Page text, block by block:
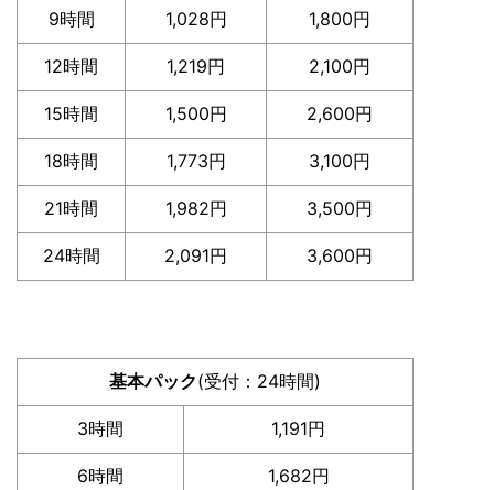
9時間 1,028円 1,800円
12時間 1,219円 2,100円
15時間 1,500円 2,600円
18時間 1,773円 3,100円
21時間 1,982円 3,500円
24時間 2,091円 3,600円
基本パック(受付：24時間)
3時間 1,191円
6時間 1,682円